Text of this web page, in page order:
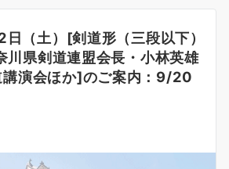
（土）[剣道形（三段以下）
川県剣道連盟会長・小林英雄
講演会ほか]のご案内：9/20